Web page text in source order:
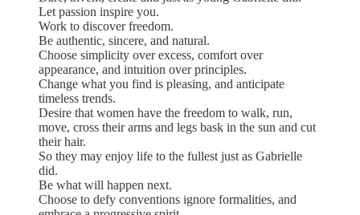
Let passion inspire you.
Work to discover freedom.
Be authentic, sincere, and natural.
Choose simplicity over excess, comfort over
appearance, and intuition over principles.
Change what you find is pleasing, and anticipate
timeless trends.
Desire that women have the freedom to walk, run,
move, cross their arms and legs bask in the sun and cut
their hair.
So they may enjoy life to the fullest just as Gabrielle
did.
Be what will happen next.
Choose to defy conventions ignore formalities, and